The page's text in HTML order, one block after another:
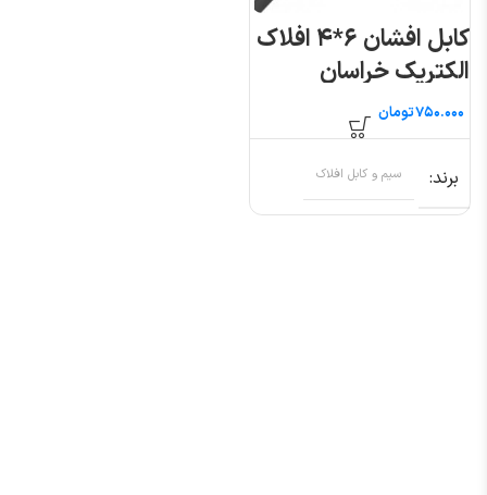
کابل افشان ۶*۴ افلاک
الکتریک خراسان
(متری)تومان
برند سیم و کابل افلاک